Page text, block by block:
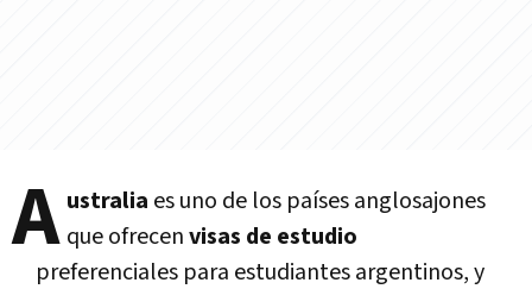
A ustralia es uno de los países anglosajones
que ofrecenvisas de estudio
preferenciales para estudiantes argentinos, y